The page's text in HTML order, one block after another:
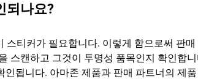
되나요?
스티커가 필요합니다. 이렇게 함으로써 판
스캔하고 그것이 투명성 품목인지 확인합
됩니다. 아마존 제품과 판매 파트너의 제